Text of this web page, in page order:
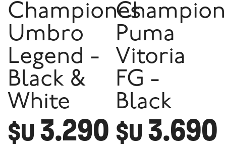
Championes
Umbro
Legend -
Black &
White
$U3.290
Puma
Vitoria
FG -
Black
$U3.690